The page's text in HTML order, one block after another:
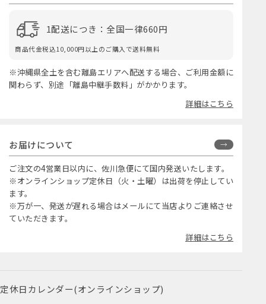
1配送につき：全国一律660円
商品代金税込10,000円以上のご購入で送料無料
※沖縄県全土を含む離島エリアへ配送する場合、ご利用金額に
関わらず、別途「離島中継手数料」がかかります。
詳細はこちら
お届けについて
ご注文の4営業日以内に、佐川急便にて国内発送いたします。
※オンラインショップ定休日（火・土曜）は出荷を停止してい
ます。
※万が一、発送が遅れる場合はメールにて当店よりご連絡させ
ていただきます。
詳細はこちら
定休日カレンダー(オンラインショップ)